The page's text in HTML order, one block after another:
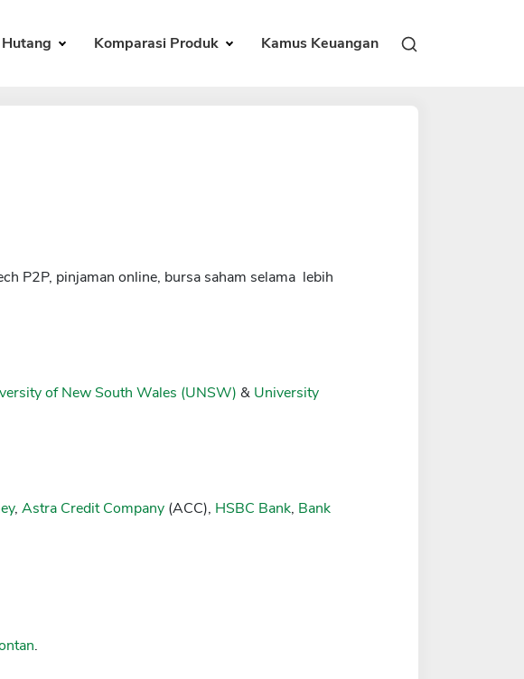
Hutang Komparasi Produk Kamus Keuangan
P2P, pinjaman online, bursa saham selama lebih
of New South Wales (UNSW) & University
, Astra Credit Company(ACC), HSBC Bank, Bank
.